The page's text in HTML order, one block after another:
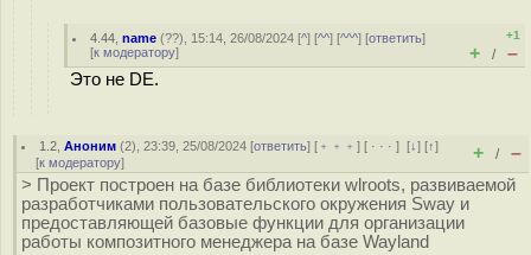
4.44 ,name (??), 15:14, 26/08/2024 [^] [^^] [^^^] [ответить]
[к модератору]
+1
+ / –
Это не DE.
1.2 ,Аноним (2), 23:39, 25/08/2024 [ответить] [ ﹢﹢﹢] [ · · ·][↓] [↑]
[к модератору] + / –
> Проект построен на базе библиотеки wlroots, развиваемой
разработчиками пользовательского окружения Sway и
предоставляющей базовые функции для организации
работы композитного менеджера на базе Wayland